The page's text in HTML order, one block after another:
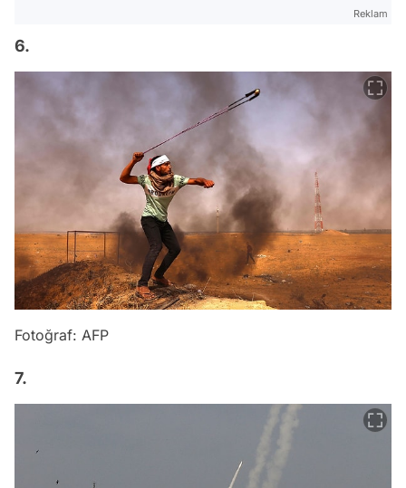
Reklam
6.
Fotoğraf: AFP
7.